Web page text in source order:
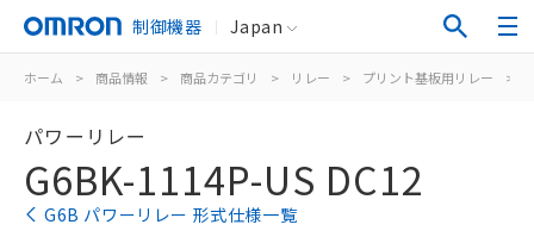
制御機器 Japan
ホーム > 商品情報 > 商品カテゴリ > リレー > プリント基板用リレー >
パワーリレー
G6BK-1114P-US DC12
G6B パワーリレー 形式仕様一覧